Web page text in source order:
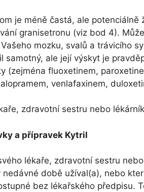
je méně častá, ale potenciálně
granisetronu (viz bod 4).
mozku, svalů a trávicího
samotný, ale její výskyt je
(zejména fluoxetinem,
venlafaxinem,
zdravotní sestru nebo
a přípravek Kytril
lékaře, zdravotní sestru
době užíval(a), nebo
bez lékařského předpisu.